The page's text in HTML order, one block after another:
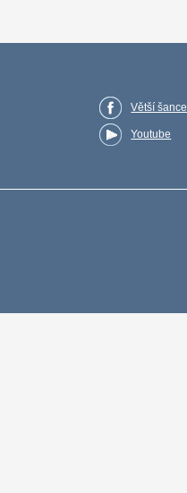
Větší šance
Youtube